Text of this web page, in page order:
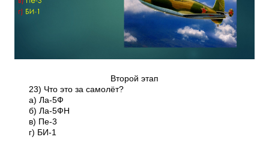
Второй этап
23) Что это за самолёт?
а) Ла-5Ф
б) Ла-5ФН
в) Пе-3
г) БИ-1